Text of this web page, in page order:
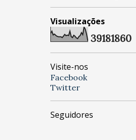
Visualizações
39181860
Visite-nos
Facebook
Twitter
Seguidores